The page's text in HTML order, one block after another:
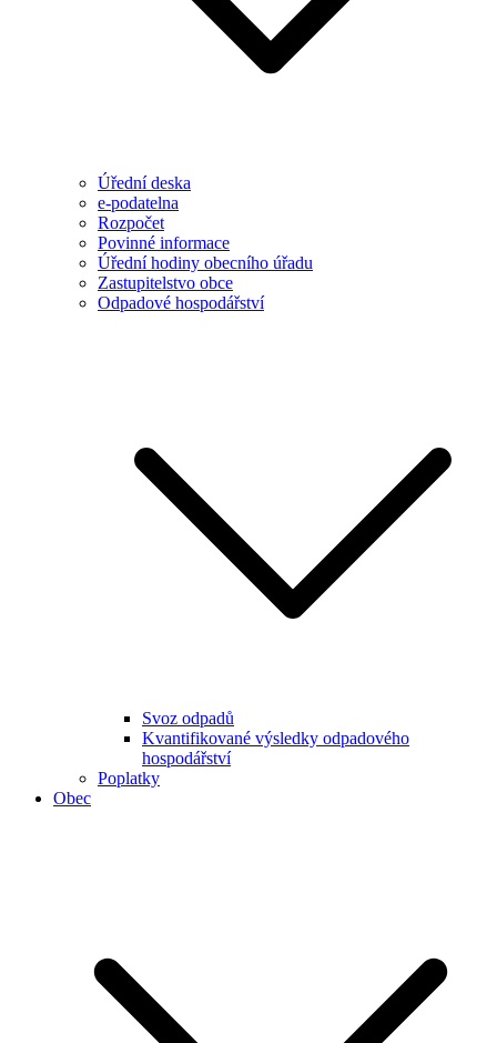
Úřední deska
e-podatelna
Rozpočet
Povinné informace
Úřední hodiny obecního úřadu
Zastupitelstvo obce
Odpadové hospodářství
Svoz odpadů
Kvantifikované výsledky odpadového
hospodářství
Poplatky
Obec